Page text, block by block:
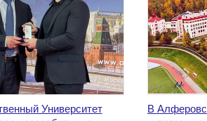
Университет
В